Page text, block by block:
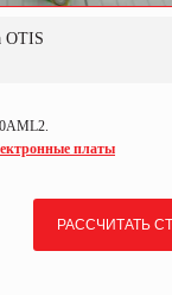
OTIS
платы
РАССЧИТАТЬ